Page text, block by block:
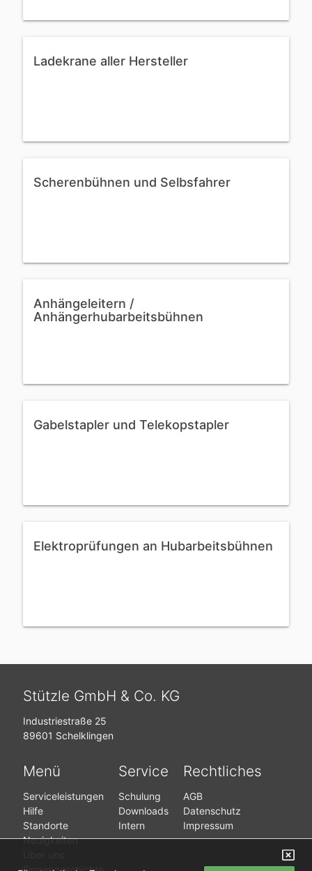
Ladekrane aller Hersteller
Scherenbühnen und Selbsfahrer
Anhängeleitern /
Anhängerhubarbeitsbühnen
Gabelstapler und Telekopstapler
Elektroprüfungen an Hubarbeitsbühnen
Stützle GmbH & Co. KG
Industriestraße 25
89601 Schelklingen
Menü
Serviceleistungen
Hilfe
Standorte
Neuigkeiten
Service
Schulung
Downloads
Intern
Rechtliches
AGB
Datenschutz
Impressum